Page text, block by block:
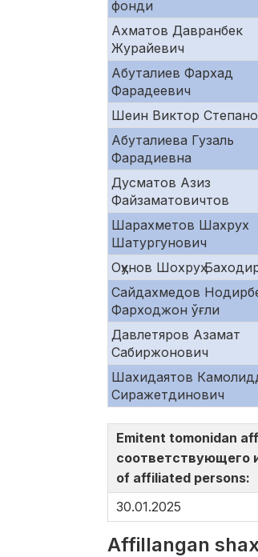
фонди
Ахматов Давранбек
Журайевич
Абуталиев Фархад
Фарадеевич
Шеин Виктор
Абуталиева Гузаль
Фарадиевна
Дусматов Азиз
Файзаматовичтов
Шарахметов Шахрух
Шатургунович
Оҳунов Шохруҳ
Сайдахмедов
Фарходжон ўғли
Давлетяров Азамат
Сабиржонович
Шахидаятов
Сиражетдинович
Emitent tomonidan
соответствующего
of affiliated persons:
30.01.2025
Affillangan